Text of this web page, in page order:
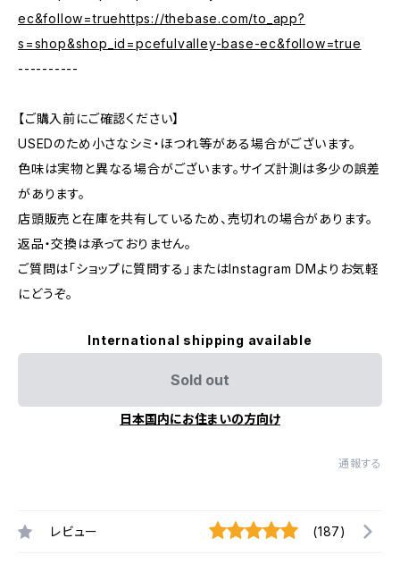
ec&follow=truehttps://thebase.com/to_app?
s=shop&shop_id=pcefulvalley-base-ec&follow=true
----------
【ご購入前にご確認ください】
USEDのため小さなシミ・ほつれ等がある場合がございます。
色味は実物と異なる場合がございます。サイズ計測は多少の誤差
があります。
店頭販売と在庫を共有しているため、売切れの場合があります。
返品・交換は承っておりません。
ご質問は「ショップに質問する」またはInstagram DMよりお気軽
にどうぞ。
International shipping available
Sold out
日本国内にお住まいの方向け
通報する
レビュー (187)